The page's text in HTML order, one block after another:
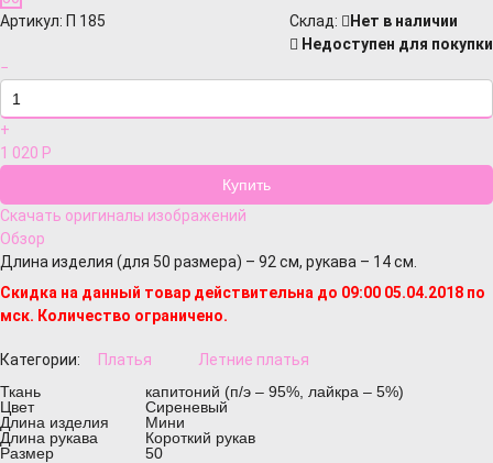
Артикул: П 185 Cклад:
Нет в наличии
Недоступен для покупки
−
+
1 020 Р
Скачать оригиналы изображений
Обзор
Длина изделия (для 50 размера) – 92 см, рукава – 14 см.
Скидка на данный товар действительна до 09:00 05.04.2018 по
мск. Количество ограничено.
Категории: Платья
Летние платья
Ткань
капитоний (п/э – 95%, лайкра – 5%)
Цвет
Сиреневый
Длина изделия
Мини
Длина рукава
Короткий рукав
Размер
50